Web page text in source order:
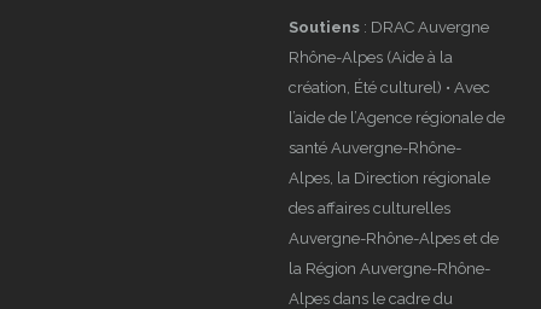
Soutiens : DRAC Auvergne
Rhône-Alpes (Aide à la
création, Été culturel) • Avec
l’aide de l’Agence régionale de
santé Auvergne-Rhône-
Alpes, la Direction régionale
des affaires culturelles
Auvergne-Rhône-Alpes et de
la Région Auvergne-Rhône-
Alpes dans le cadre du